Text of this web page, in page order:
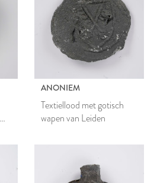
ANONIEM
Textiellood met gotisch
wapen van Leiden